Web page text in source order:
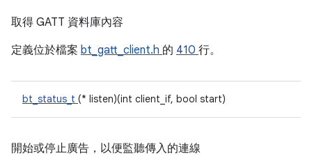
取得 GATT 資料庫內容
定義位於檔案 bt_gatt_client.h 的 410 行。
bt_status_t (* listen)(int client_if, bool start)
開始或停止廣告，以便監聽傳入的連線